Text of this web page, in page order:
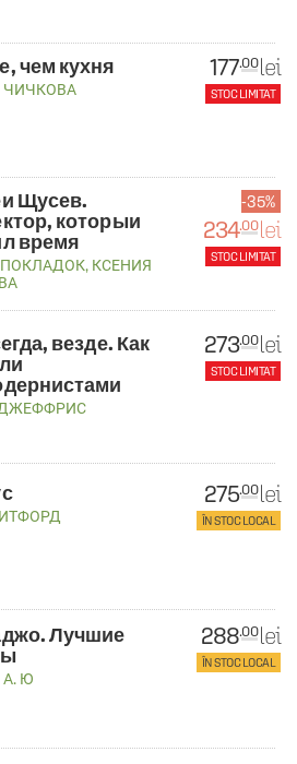
чем кухня
ЧИЧКОВА
177.00 lei
STOC LIMITAT
Щусев.
которыи
время
, КСЕНИЯ
35%
234.00 lei
STOC LIMITAT
везде. Как
273.00 lei
STOC LIMITAT
275.00 lei
ÎN STOC LOCAL
Лучшие
А. Ю
288.00 lei
ÎN STOC LOCAL